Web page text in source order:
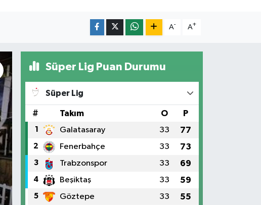
A- A+
Süper Lig Puan Durumu
Süper Lig
# Takım O P
1 Galatasaray 33 77
2 Fenerbahçe 33 73
3 Trabzonspor 33 69
4 Beşiktaş 33 59
5 Göztepe 33 55